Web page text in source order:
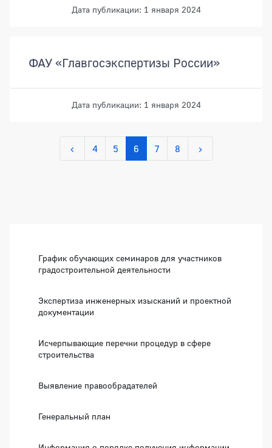
Дата публикации: 1 января 2024
ФАУ «Главгосэкспертизы России»
Дата публикации: 1 января 2024
4 5 6 7 8
График обучающих семинаров для участников
градостроительной деятельности
Экспертиза инженерных изысканий и проектной
документации
Исчерпывающие перечни процедур в сфере
строительства
Выявление правообрадателей
Генеральный план